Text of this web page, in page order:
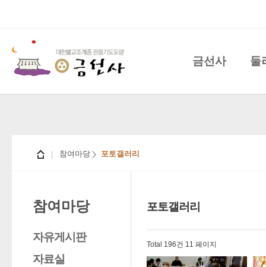
금선사 둘
참여마당 포토갤러리
참여마당
자유게시판
자료실
포토갤러리
Total 196건 11 페이지